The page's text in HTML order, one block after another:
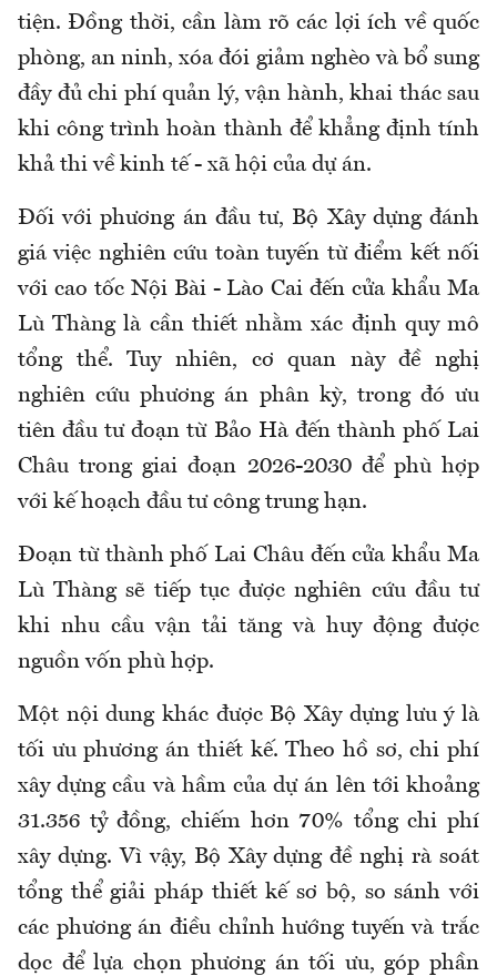
tiện. Đồng thời, cần làm rõ các lợi ích về quốc
phòng, an ninh, xóa đói giảm nghèo và bổ sung
đầy đủ chi phí quản lý, vận hành, khai thác sau
khi công trình hoàn thành để khẳng định tính
khả thi về kinh tế - xã hội của dự án.
Đối với phương án đầu tư, Bộ Xây dựng đánh
giá việc nghiên cứu toàn tuyến từ điểm kết nối
với cao tốc Nội Bài - Lào Cai đến cửa khẩu Ma
Lù Thàng là cần thiết nhằm xác định quy mô
tổng thể. Tuy nhiên, cơ quan này đề nghị
nghiên cứu phương án phân kỳ, trong đó ưu
tiên đầu tư đoạn từ Bảo Hà đến thành phố Lai
Châu trong giai đoạn 2026-2030 để phù hợp
với kế hoạch đầu tư công trung hạn.
Đoạn từ thành phố Lai Châu đến cửa khẩu Ma
Lù Thàng sẽ tiếp tục được nghiên cứu đầu tư
khi nhu cầu vận tải tăng và huy động được
nguồn vốn phù hợp.
Một nội dung khác được Bộ Xây dựng lưu ý là
tối ưu phương án thiết kế. Theo hồ sơ, chi phí
xây dựng cầu và hầm của dự án lên tới khoảng
31.356 tỷ đồng, chiếm hơn 70% tổng chi phí
xây dựng. Vì vậy, Bộ Xây dựng đề nghị rà soát
tổng thể giải pháp thiết kế sơ bộ, so sánh với
các phương án điều chỉnh hướng tuyến và trắc
dọc để lựa chọn phương án tối ưu, góp phần